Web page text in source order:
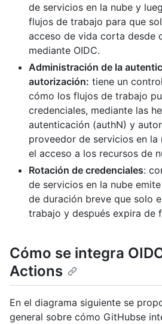
de servicios en la nube y
flujos de trabajo para que
acceso de vida corta desde
mediante OIDC.
Administración de la
autorización: tiene un
cómo los flujos de trabajo
credenciales, mediante las
autenticación (authN) y
proveedor de servicios en
el acceso a los recursos de
Rotación de credenciales:
de servicios en la nube
de duración breve que solo
trabajo y después expira de
Cómo se integra
Actions
En el diagrama siguiente se
general sobre cómo GitHubse